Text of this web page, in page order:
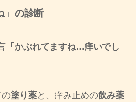
」の診断
「かぶれてますね…痒いでし
の塗り薬と、痒み止めの飲み薬